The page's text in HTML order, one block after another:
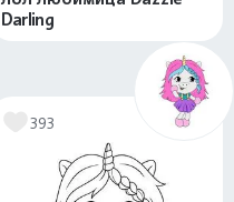
Darling
393